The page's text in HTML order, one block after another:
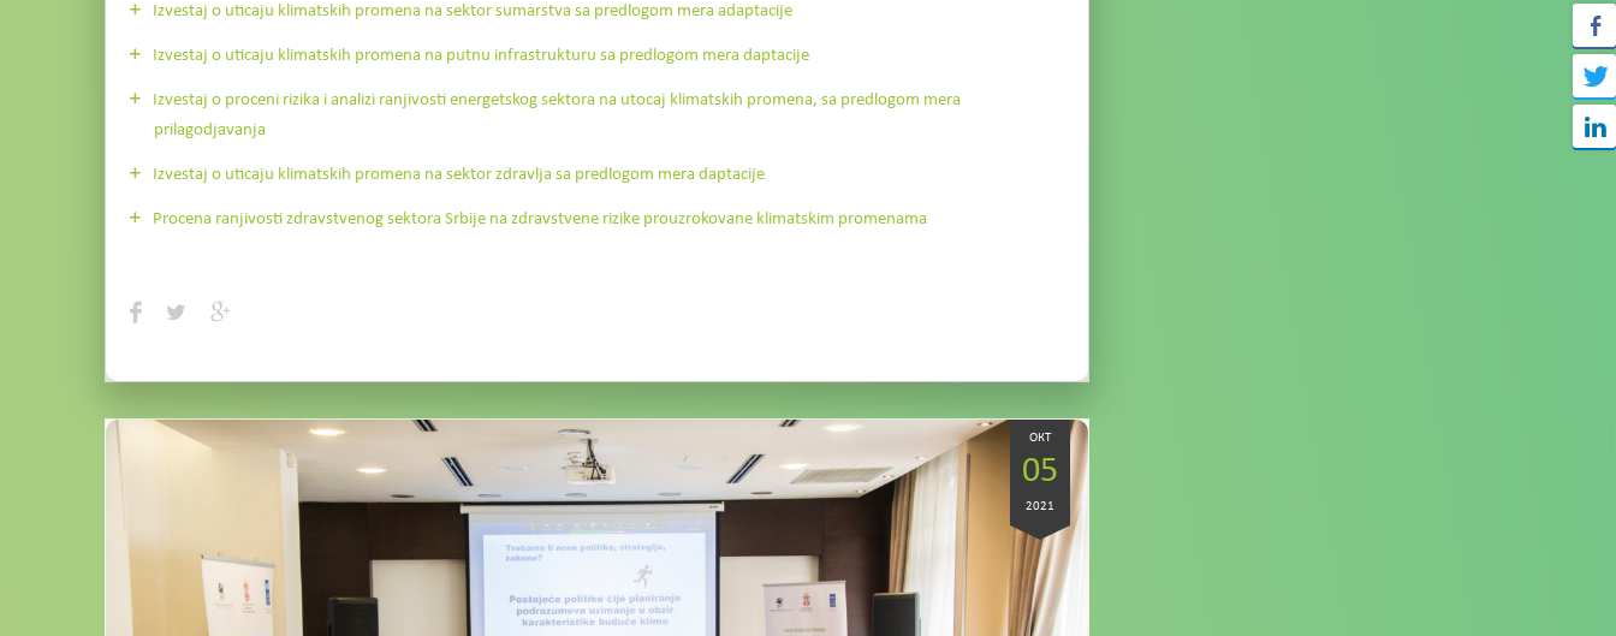
Izvestaj o uticaju klimatskih promena na sektor sumarstva sa predlogom mera adaptacije
Izvestaj o uticaju klimatskih promena na putnu infrastrukturu sa predlogom mera daptacije
Izvestaj o proceni rizika i analizi ranjivosti energetskog sektora na utocaj klimatskih promena, sa predlogom mera
prilagodjavanja
Izvestaj o uticaju klimatskih promena na sektor zdravlja sa predlogom mera daptacije
Procena ranjivosti zdravstvenog sektora Srbije na zdravstvene rizike prouzrokovane klimatskim promenama
ОКТ
05
2021